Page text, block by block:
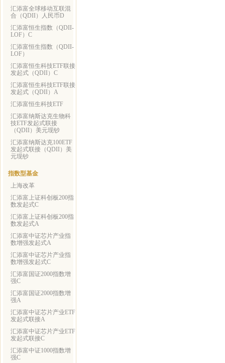
汇添富全球移动互联混
合（QDII）人民币D
汇添富恒生指数（QDII-
LOF）C
汇添富恒生指数（QDII-
LOF）
汇添富恒生科技ETF联接
发起式（QDII）C
汇添富恒生科技ETF联接
发起式（QDII）A
汇添富恒生科技ETF
汇添富纳斯达克生物科
技ETF发起式联接
（QDII）美元现钞
汇添富纳斯达克100ETF
发起式联接（QDII）美
元现钞
指数型基金
上海改革
汇添富上证科创板200指
数发起式C
汇添富上证科创板200指
数发起式A
汇添富中证芯片产业指
数增强发起式A
汇添富中证芯片产业指
数增强发起式C
汇添富国证2000指数增
强C
汇添富国证2000指数增
强A
汇添富中证芯片产业ETF
发起式联接A
汇添富中证芯片产业ETF
发起式联接C
汇添富中证1000指数增
强C